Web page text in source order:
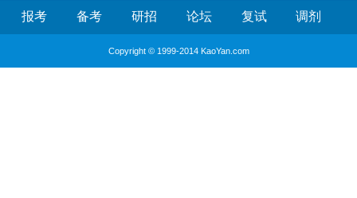
报考 备考 研招 论坛 复试 调剂
Copyright © 1999-2014 KaoYan.com